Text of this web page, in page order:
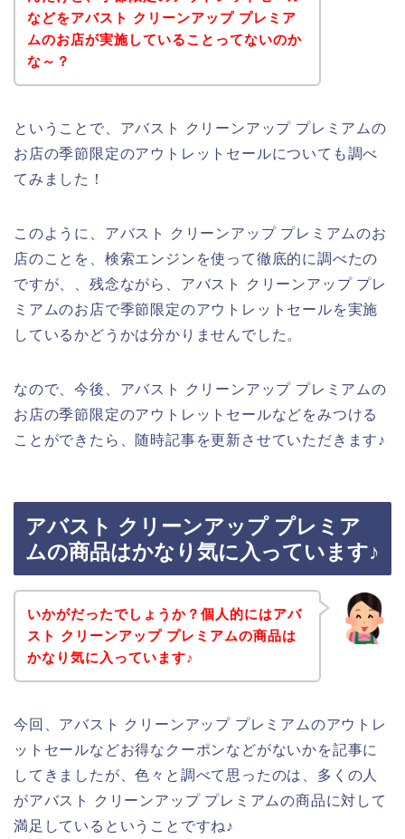
などをアバスト クリーンアップ プレミア
ムのお店が実施していることってないのか
な～？
ということで、アバスト クリーンアップ プレミアムの
お店の季節限定のアウトレットセールについても調べ
てみました！
このように、アバスト クリーンアップ プレミアムのお
店のことを、検索エンジンを使って徹底的に調べたの
ですが、、残念ながら、アバスト クリーンアップ プレ
ミアムのお店で季節限定のアウトレットセールを実施
しているかどうかは分かりませんでした。
なので、今後、アバスト クリーンアップ プレミアムの
お店の季節限定のアウトレットセールなどをみつける
ことができたら、随時記事を更新させていただきます♪
アバスト クリーンアップ プレミア
ムの商品はかなり気に入っています♪
いかがだったでしょうか？個人的にはアバ
スト クリーンアップ プレミアムの商品は
かなり気に入っています♪
今回、アバスト クリーンアップ プレミアムのアウトレ
ットセールなどお得なクーポンなどがないかを記事に
してきましたが、色々と調べて思ったのは、多くの人
がアバスト クリーンアップ プレミアムの商品に対して
満足しているということですね♪